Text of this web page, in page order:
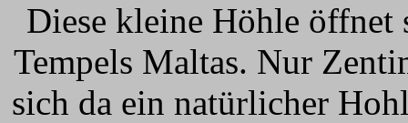
Diese kleine Höhle öffnet
Tempels Maltas. Nur
sich da ein natürlicher